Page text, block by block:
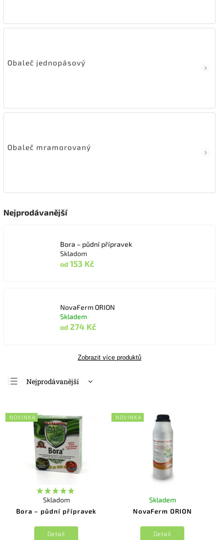
Obaleč jednopásový
Obaleč mramorovaný
Nejprodávanější
Bora – půdní přípravek
Skladom
od 153 Kč
NovaFerm ORION
Skladem
od 274 Kč
Zobrazit více produktů
Nejprodávanější
Nejdražší
Abecedně
NOVINKA
Bora – půdní přípravek
Skladom
Detail
NOVINKA
NovaFerm ORION
Skladem
Detail